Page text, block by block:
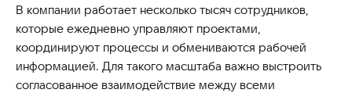
В компании работает несколько тысяч сотрудников,
которые ежедневно управляют проектами,
координируют процессы и обмениваются рабочей
информацией. Для такого масштаба важно выстроить
согласованное взаимодействие между всеми